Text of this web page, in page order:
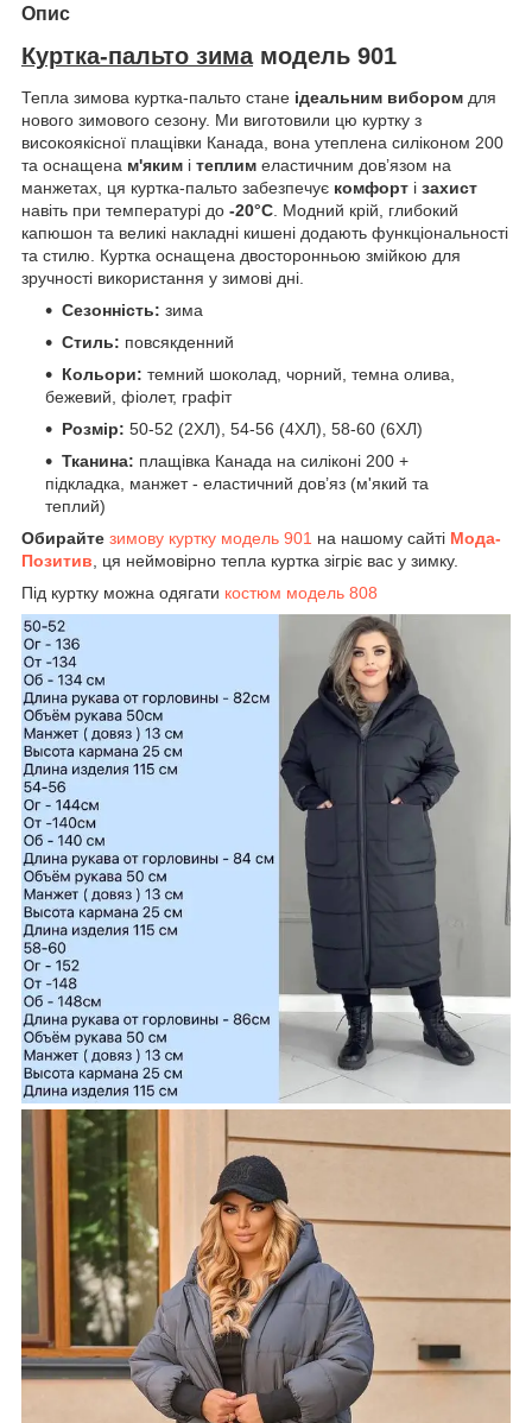
Опис
Куртка-пальто зимамодель 901
Тепла зимова куртка-пальто стане ідеальним вибором для
нового зимового сезону. Ми виготовили цю куртку з
високоякісної плащівки Канада, вона утеплена силіконом 200
та оснащена м'яким і теплим еластичним дов’язом на
манжетах, ця куртка-пальто забезпечує комфорт і захист
навіть при температурі до -20°C. Модний крій, глибокий
капюшон та великі накладні кишені додають функціональності
та стилю. Куртка оснащена двосторонньою змійкою для
зручності використання у зимові дні.
Сезонність: зима
Стиль: повсякденний
Кольори: темний шоколад, чорний, темна олива,
бежевий, фіолет, графіт
Розмір: 50-52 (2ХЛ), 54-56 (4ХЛ), 58-60 (6ХЛ)
Тканина: плащівка Канада на силіконі 200 +
підкладка, манжет - еластичний дов’яз (м'який та
теплий)
Обирайте зимову куртку модель 901 на нашому сайті Мода-
Позитив, ця неймовірно тепла куртка зігріє вас у зимку.
Під куртку можна одягати костюм модель 808